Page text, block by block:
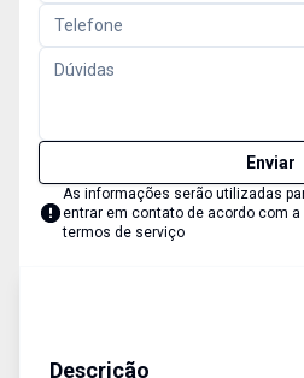
Enviar
As informações serão utilizadas
entrar em contato de acordo com a
termos de serviço
Descrição